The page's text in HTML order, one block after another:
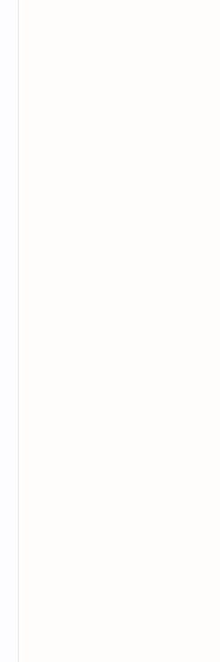
جزادی حضرت زینبؓ
نیزے سے کس نے
شہید ہونے والی
ہے؟